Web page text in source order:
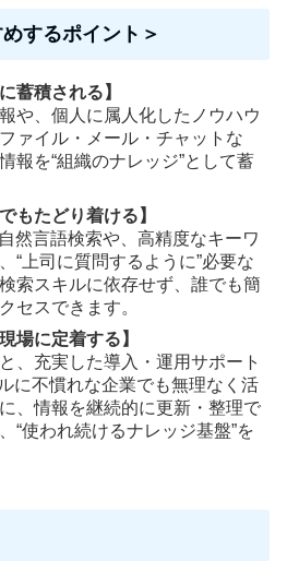
するポイント＞
蓄積される】
や、個人に属人化したノウハウ
ァイル・メール・チャットな
報を“組織のナレッジ”として蓄
もたどり着ける】
然言語検索や、高精度なキーワ
“上司に質問するように”必要な
索スキルに依存せず、誰でも簡
セスできます。
場に定着する】
、充実した導入・運用サポート
に不慣れな企業でも無理なく活
、情報を継続的に更新・整理で
“使われ続けるナレッジ基盤”を